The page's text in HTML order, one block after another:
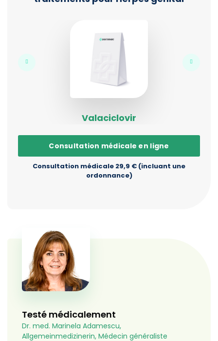
Valaciclovir
Consultation médicale en ligne
Consultation médicale 29,9 € (incluant une
ordonnance)
Testé médicalement
Dr. med. Marinela Adamescu,
Allgemeinmedizinerin, Médecin généraliste